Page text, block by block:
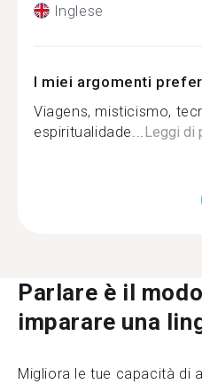
Inglese
I miei argomenti
Viagens, misticismo,
espiritualidade... Leggi di
Parlare è il
imparare una
Migliora le tue capacità di